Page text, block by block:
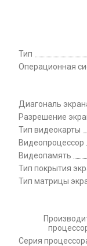
Тип
Операционная
Диагональ
Разрешение
Тип видеокарты
Видеопроцессор
Видеопамять
Тип покрытия
Тип матрицы
Серия